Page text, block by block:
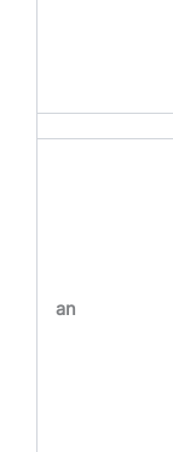
an